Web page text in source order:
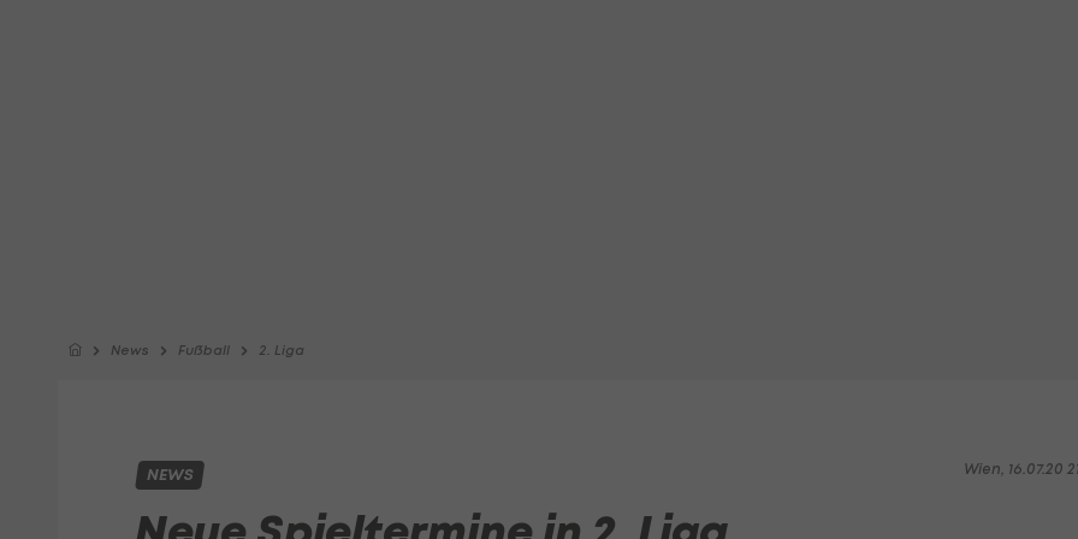
News Fußball 2. Liga
Wien, 16.07.20
NEWS